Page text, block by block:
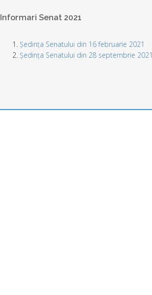
Informari Senat 2021
Ședința Senatului din 16 februarie 2021
Ședința Senatului din 28 septembrie 2021